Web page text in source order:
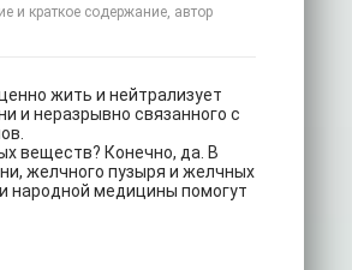
и краткое содержание, автор
жить и нейтрализует
и неразрывно связанного с
веществ? Конечно, да. В
желчного пузыря и желчных
народной медицины помогут